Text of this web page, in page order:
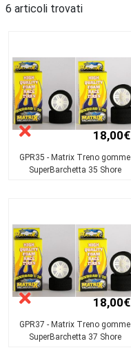
6 articoli trovati
18,00€
GPR35 - Matrix Treno gomme
SuperBarchetta 35 Shore
18,00€
GPR37 - Matrix Treno gomme
SuperBarchetta 37 Shore